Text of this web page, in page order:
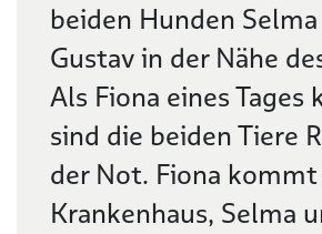
beiden Hunden
Gustav in der Nähe
Als Fiona eines Tages
sind die beiden Tiere
der Not. Fiona
Krankenhaus, Selma